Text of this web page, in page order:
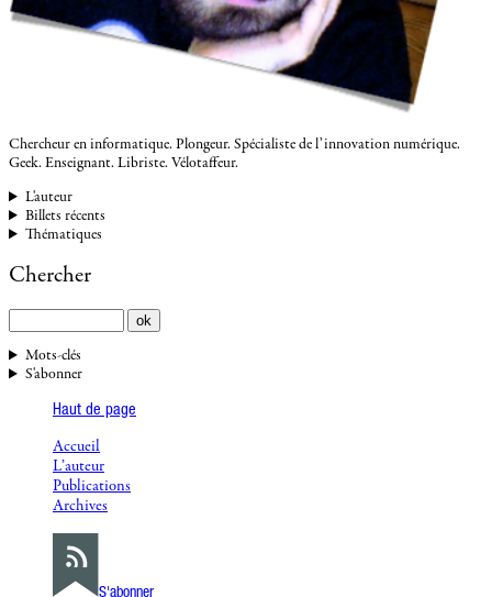
Chercheur en informatique. Plongeur. Spécialiste de l’innovation numérique.
Geek. Enseignant. Libriste. Vélotaffeur.
L'auteur
Billets récents
Thématiques
Chercher
Mots-clés
S'abonner
Haut de page
Accueil
L’auteur
Publications
Archives
S'abonner